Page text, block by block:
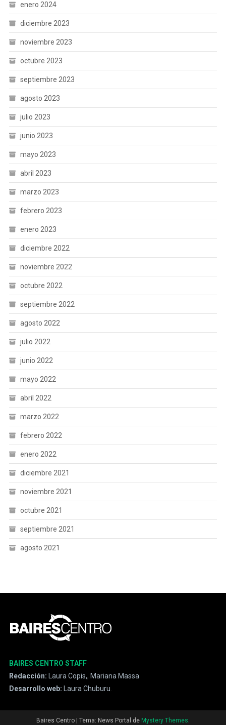
enero 2024
diciembre 2023
noviembre 2023
octubre 2023
septiembre 2023
agosto 2023
julio 2023
junio 2023
mayo 2023
abril 2023
marzo 2023
febrero 2023
enero 2023
diciembre 2022
noviembre 2022
octubre 2022
septiembre 2022
agosto 2022
julio 2022
junio 2022
mayo 2022
abril 2022
marzo 2022
febrero 2022
enero 2022
diciembre 2021
noviembre 2021
octubre 2021
septiembre 2021
agosto 2021
BAIRES CENTRO STAFF
Redacción: Laura Copis,, Mariana Massa
Desarrollo web: Laura Chuburu.
Baires Centro Tema: News Portal de Mystery Themes.